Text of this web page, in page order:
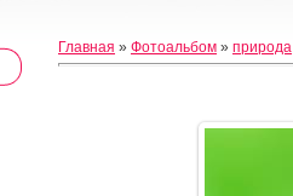
Главная » Фотоальбом » природа